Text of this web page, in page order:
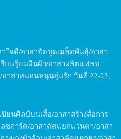
ใจดี/อาสาจัดชุดเมล็ดพันธุ์/อาสา
รียนรู้บนผืนผ้า/อาสาผลิตแฟลช
อาสาหมอนหนุนอุ่นรัก วันที่ 22-23,
ขียนศิลป์บนเสื้อ/อาสาสร้างสื่อการ
ชการ์ด/อาสาคัดแยกแว่นตา/อาสา